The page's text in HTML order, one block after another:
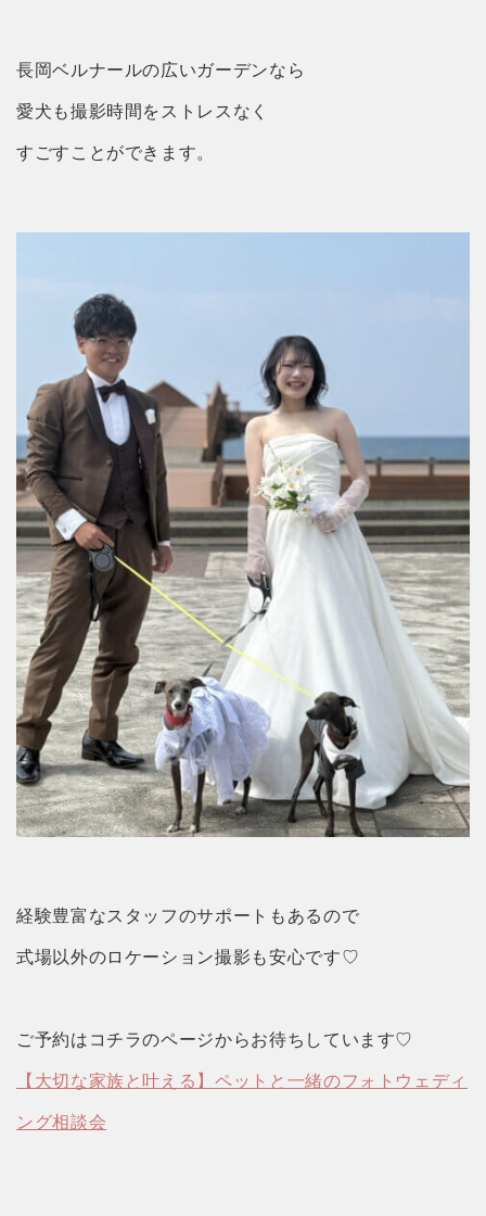
長岡ベルナールの広いガーデンなら
愛犬も撮影時間をストレスなく
すごすことができます。
経験豊富なスタッフのサポートもあるので
式場以外のロケーション撮影も安心です♡
ご予約はコチラのページからお待ちしています♡
【大切な家族と叶える】ペットと一緒のフォトウェディ
ング相談会